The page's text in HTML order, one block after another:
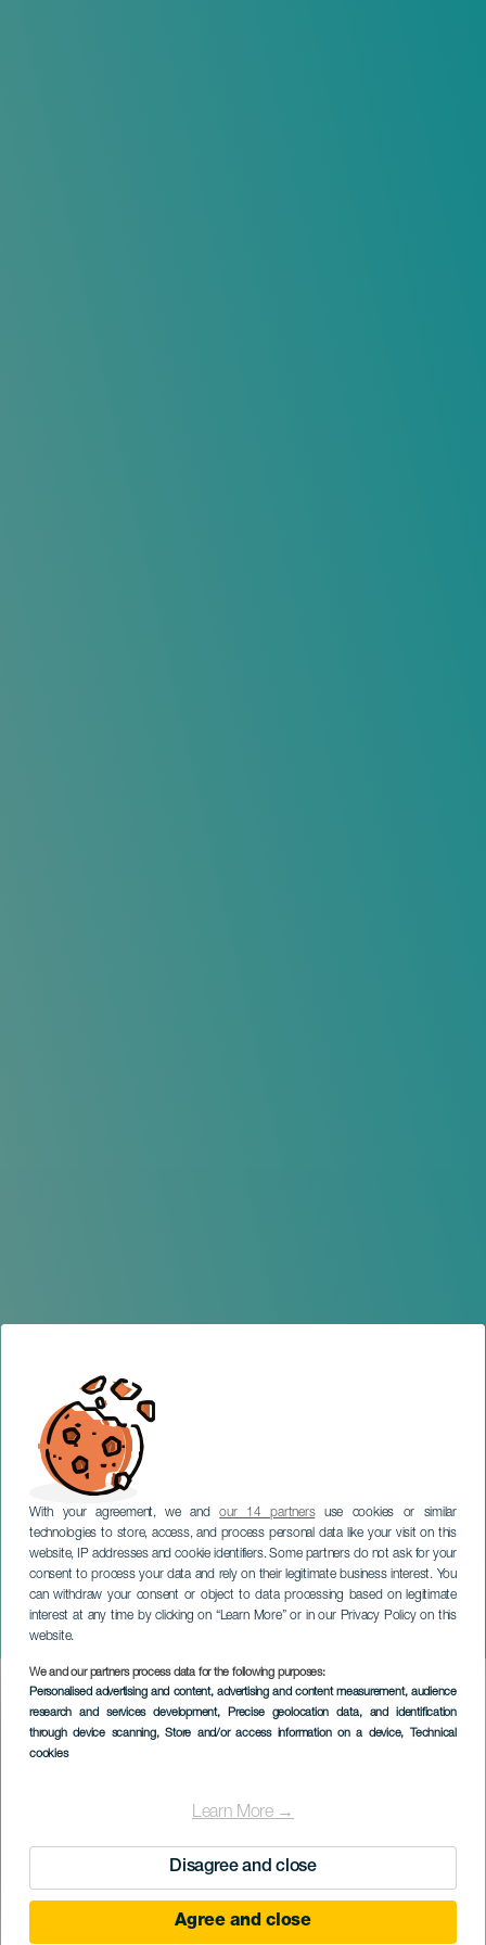
With your agreement, we andour 14 partnersuse cookies or similar
technologies to store, access, and process personal data like your visit on this
website, IP addresses and cookie identifiers. Some partners do not ask for your
consent to process your data and rely on their legitimate business interest. You
can withdraw your consent or object to data processing based on legitimate
interest at any time by clicking on “Learn More” or in our Privacy Policy on this
website.
We and our partners process data for the following purposes:
Personalised advertising and content, advertising and content measurement, audience
research and services development, Precise geolocation data, and identification
through device scanning, Store and/or access information on a device, Technical
cookies
Learn More →
Disagree and close
Agree and close
A FIMCC korallos találkozása
GRAN CANARIA
Imagen
Listado